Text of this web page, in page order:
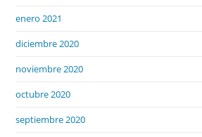
enero 2021
diciembre 2020
noviembre 2020
octubre 2020
septiembre 2020